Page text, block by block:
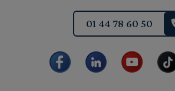
01 44 78 60 50